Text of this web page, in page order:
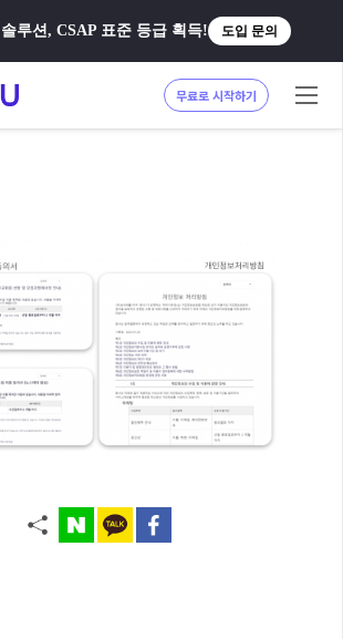
루션, CSAP 표준 등급 획득! 도입 문의
무료로 시작하기